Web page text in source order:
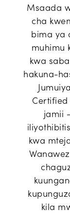
Msaada
cha
bima ya
muhimu
kwa
hakuna-
jamii
kwa
kila